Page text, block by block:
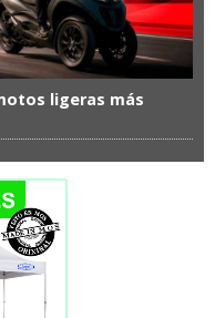
ligeras más